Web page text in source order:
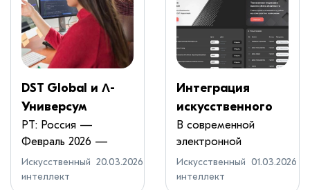
DST Global и Λ-
Универсум
представили
SemanticDB —
первую живую
онтологическую
РТ: Россия —
Февраль 2026 —
Российская...
Искусственный
интеллект
20.03.2026
Интеграция
искусственного
интеллекта в
архитектуру
маркетплейса на
базе DST Platform
В современной
электронной
коммерции
использование ...
Искусственный
интеллект
01.03.2026